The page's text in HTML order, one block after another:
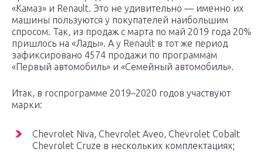
«Камаз» и Renault. Это не удивительно — именно их
машины пользуются у покупателей наибольшим
спросом. Так, из продаж с марта по май 2019 года 20%
пришлось на «Лады». А у Renault в тот же период
зафиксировано 4574 продажи по программам
«Первый автомобиль» и «Семейный автомобиль».
Итак, в госпрограмме 2019–2020 годов участвуют
марки:
Chevrolet Niva, Chevrolet Aveo, Chevrolet Cobalt
Chevrolet Cruze в нескольких комплектациях;